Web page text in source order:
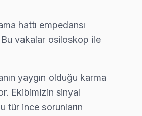
Servis süreci: randevu
hattı empedansı
vakalar osiloskop ile
yaygın olduğu karma
Ekibimizin sinyal
tür ince sorunların